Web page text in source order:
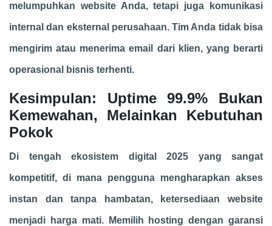
melumpuhkan website Anda, tetapi juga komunikasi
internal dan eksternal perusahaan. Tim Anda tidak bisa
mengirim atau menerima email dari klien, yang berarti
operasional bisnis terhenti.
Kesimpulan: Uptime 99.9% Bukan
Kemewahan, Melainkan Kebutuhan
Pokok
Di tengah ekosistem digital 2025 yang sangat
kompetitif, di mana pengguna mengharapkan akses
instan dan tanpa hambatan, ketersediaan website
menjadi harga mati. Memilih hosting dengan garansi